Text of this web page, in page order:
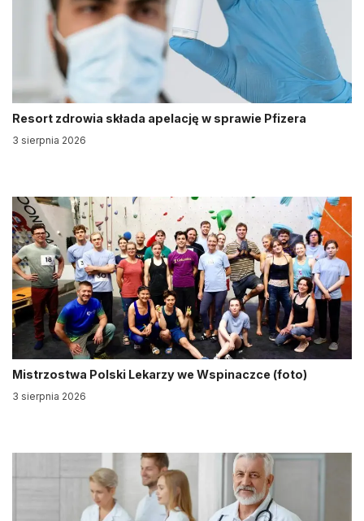
Resort zdrowia składa apelację w sprawie Pfizera
3 sierpnia 2026
Mistrzostwa Polski Lekarzy we Wspinaczce (foto)
3 sierpnia 2026